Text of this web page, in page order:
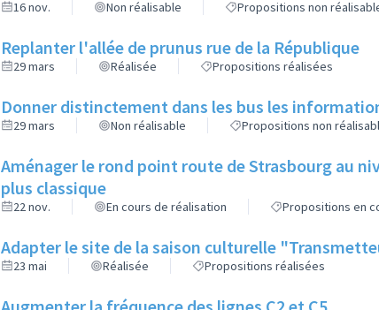
16 nov. Non réalisable Propositions non
Replanter l'allée de prunus rue de la République
29 mars Réalisée Propositions réalisées
Donner distinctement dans les bus les
29 mars Non réalisable Propositions non
Aménager le rond point route de Strasbourg au
plus classique
22 nov. En cours de réalisation Propositions en
Adapter le site de la saison culturelle
23 mai Réalisée Propositions réalisées